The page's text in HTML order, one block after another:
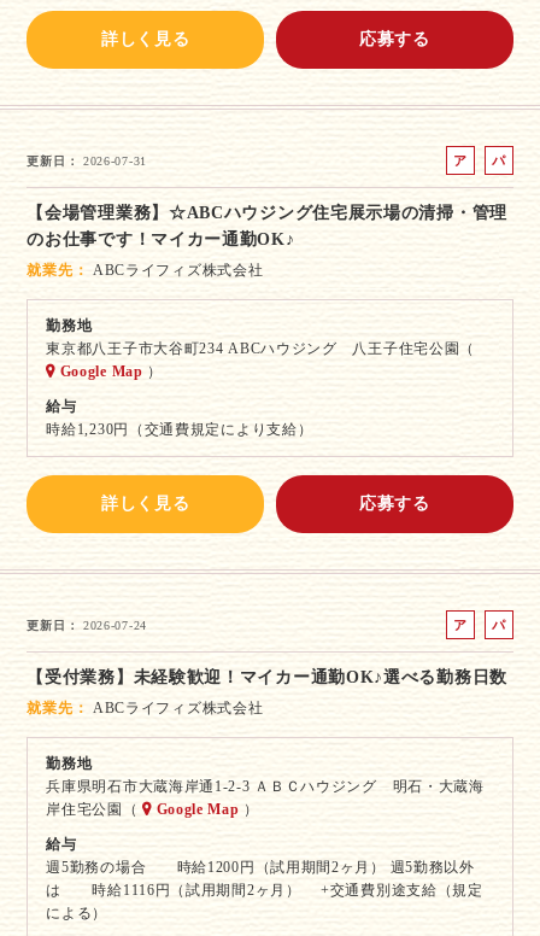
詳しく見る 応募する
更新日 2026-07-31
ア
ル
バ
パ
ー
ト
【会場管理業務】☆ABCハウジング住宅展示場の清掃・管理
のお仕事です！マイカー通勤OK♪
就業先 ABCライフィズ株式会社
勤務地
東京都八王子市大谷町234 ABCハウジング 八王子住宅公園（
Google Map ）
給与
時給1,230円（交通費規定により支給）
詳しく見る 応募する
更新日 2026-07-24
ア
ル
バ
パ
ー
ト
【受付業務】未経験歓迎！マイカー通勤OK♪選べる勤務日数
就業先 ABCライフィズ株式会社
勤務地
兵庫県明石市大蔵海岸通1-2-3 ＡＢＣハウジング 明石・大蔵海
岸住宅公園（
Google Map ）
給与
週5勤務の場合 時給1200円（試用期間2ヶ月） 週5勤務以外
は 時給1116円（試用期間2ヶ月） +交通費別途支給（規定
による）